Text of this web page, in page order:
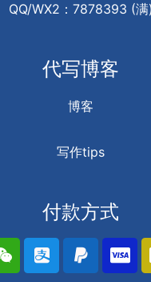
QQ/WX2：7878393 (满)
代写博客
博客
写作tips
付款方式